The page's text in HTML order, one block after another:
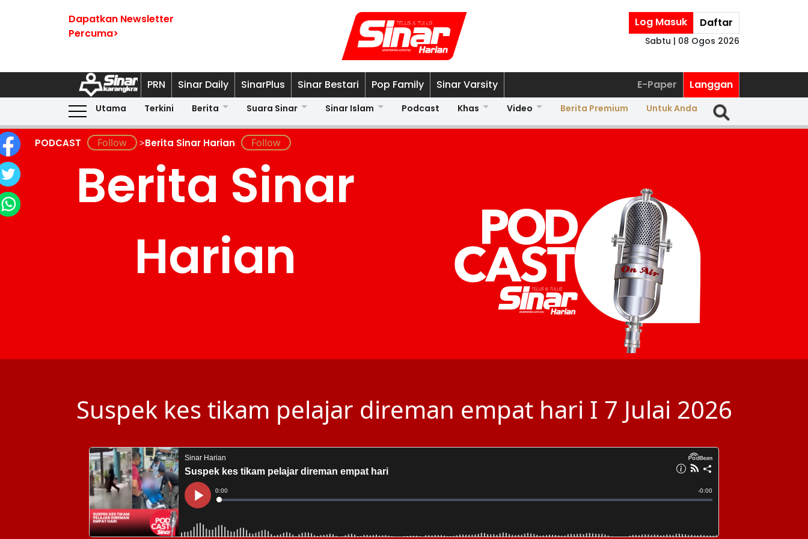
Dapatkan Newsletter
Percuma>
Log Masuk Daftar
Sabtu | 08 Ogos 2026
PRN Sinar Daily SinarPlus Sinar Bestari Pop Family Sinar Varsity E-Paper Langgan
Utama Terkini Berita Suara Sinar Sinar Islam Podcast Khas Video Berita Premium Untuk Anda
PODCAST >Berita Sinar Harian
Berita Sinar
Harian
Suspek kes tikam pelajar direman empat hari I 7 Julai 2026